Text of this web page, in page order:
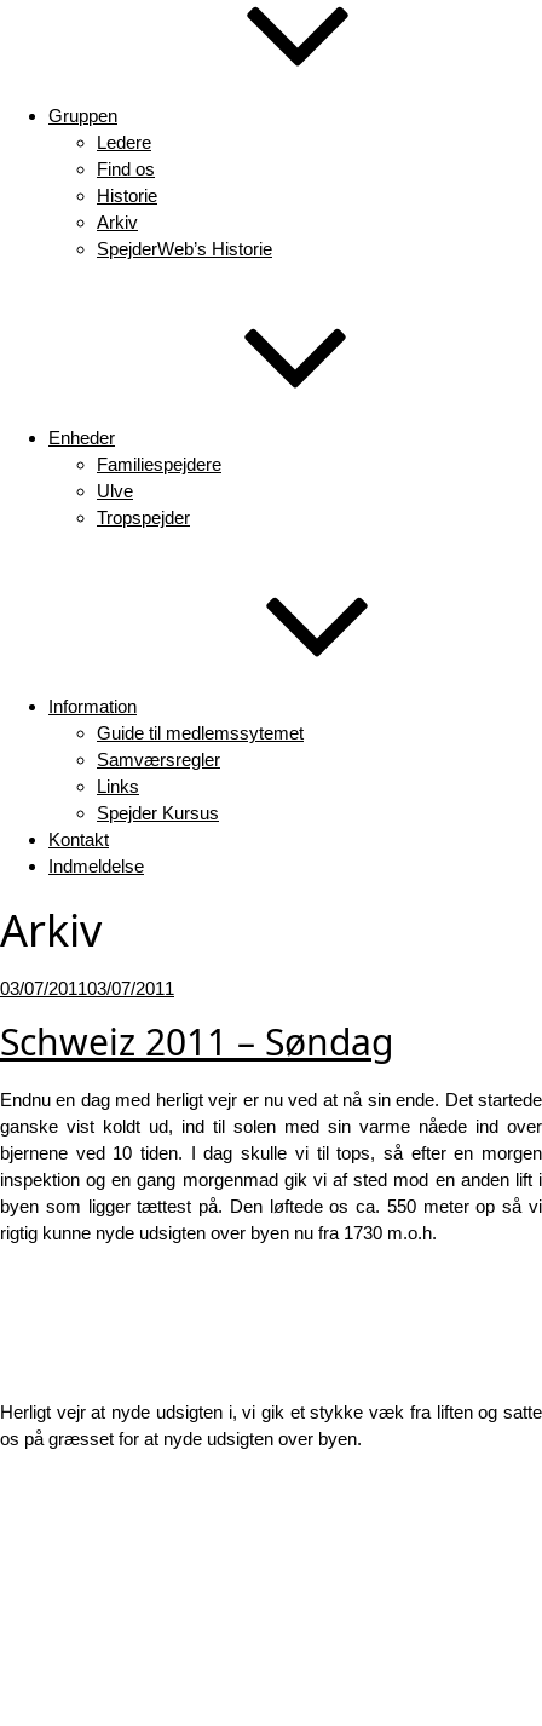
Gruppen
Ledere
Find os
Historie
Arkiv
SpejderWeb’s Historie
Enheder
Familiespejdere
Ulve
Tropspejder
Information
Guide til medlemssytemet
Samværsregler
Links
Spejder Kursus
Kontakt
Indmeldelse
Arkiv
Udgivet
03/07/201103/07/2011
Schweiz 2011 – Søndag
Endnu en dag med herligt vejr er nu ved at nå sin ende. Det startede
ganske vist koldt ud, ind til solen med sin varme nåede ind over
bjernene ved 10 tiden. I dag skulle vi til tops, så efter en morgen
inspektion og en gang morgenmad gik vi af sted mod en anden lift i
byen som ligger tættest på. Den løftede os ca. 550 meter op så vi
rigtig kunne nyde udsigten over byen nu fra 1730 m.o.h.
Herligt vejr at nyde udsigten i, vi gik et stykke væk fra liften og satte
os på græsset for at nyde udsigten over byen.